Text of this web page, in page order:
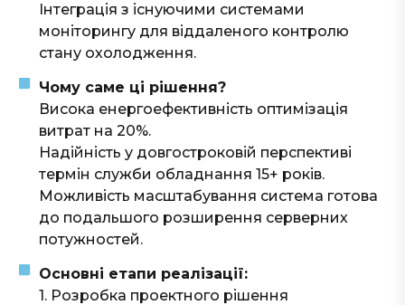
Інтеграція з існуючими системами
моніторингу для віддаленого контролю
стану охолодження.
Чому саме ці рішення?
Висока енергоефективність оптимізація
витрат на 20%.
Надійність у довгостроковій перспективі
термін служби обладнання 15+ років.
Можливість масштабування система готова
до подальшого розширення серверних
потужностей.
Основні етапи реалізації:
1. Розробка проектного рішення